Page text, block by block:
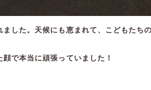
した。天候にも恵まれて、こどもたち
で本当に頑張っていました！